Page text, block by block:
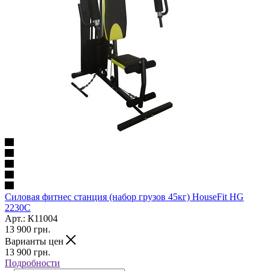
Силовая фитнес станция (набор грузов 45кг) HouseFit HG
2230C
Арт.: К11004
13 900 грн.
Варианты цен
13 900 грн.
Подробности